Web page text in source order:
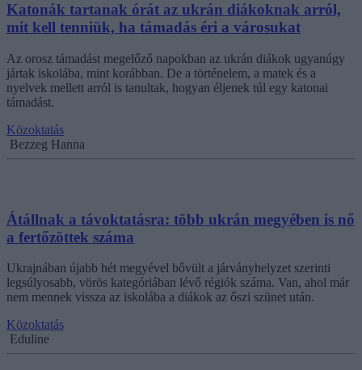
Katonák tartanak órát az ukrán diákoknak arról,
mit kell tenniük, ha támadás éri a városukat
Az orosz támadást megelőző napokban az ukrán diákok ugyanúgy
jártak iskolába, mint korábban. De a történelem, a matek és a
nyelvek mellett arról is tanultak, hogyan éljenek túl egy katonai
támadást.
Közoktatás
Bezzeg Hanna
Átállnak a távoktatásra: több ukrán megyében is nő
a fertőzöttek száma
Ukrajnában újabb hét megyével bővült a járványhelyzet szerinti
legsúlyosabb, vörös kategóriában lévő régiók száma. Van, ahol már
nem mennek vissza az iskolába a diákok az őszi szünet után.
Közoktatás
Eduline